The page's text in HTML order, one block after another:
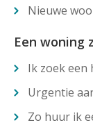
Nieuwe
Een woning
Ik zoek
Urgentie
Zo huur ik